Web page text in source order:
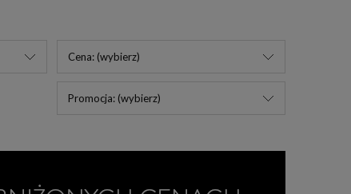
Cena: (wybierz)
Promocja: (wybierz)